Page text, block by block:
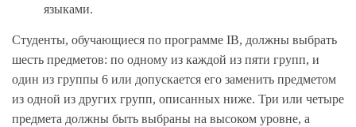
языками.
Студенты, обучающиеся по программе IB, должны выбрать
шесть предметов: по одному из каждой из пяти групп, и
один из группы 6 или допускается его заменить предметом
из одной из других групп, описанных ниже. Три или четыре
предмета должны быть выбраны на высоком уровне, а